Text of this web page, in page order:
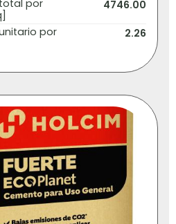
por
4746.00
por
2.26